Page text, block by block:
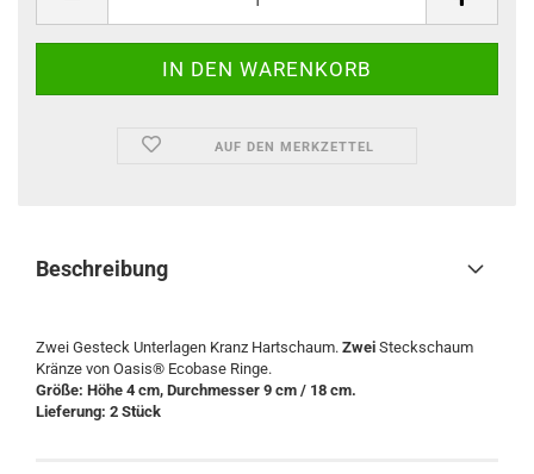
AUF DEN MERKZETTEL
Beschreibung
Zwei Gesteck Unterlagen Kranz Hartschaum. Zwei Steckschaum
Kränze von Oasis® Ecobase Ringe.
Größe: Höhe 4 cm, Durchmesser 9 cm / 18 cm.
Lieferung: 2 Stück